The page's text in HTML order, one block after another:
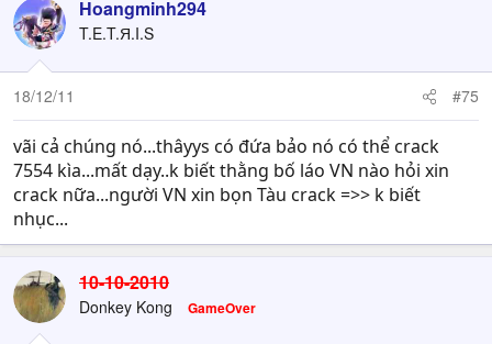
Hoangminh294
T.E.T.Я.I.S
18/12/11 #75
vãi cả chúng nó...thâyys có đứa bảo nó có thể crack
7554 kìa...mất dạy..k biết thằng bố láo VN nào hỏi xin
crack nữa...người VN xin bọn Tàu crack =>> k biết
nhục...
10-10-2010
Donkey Kong GameOver